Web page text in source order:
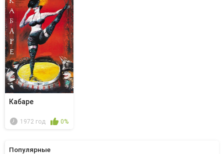
Популярные
Кабаре
1972 год 0%